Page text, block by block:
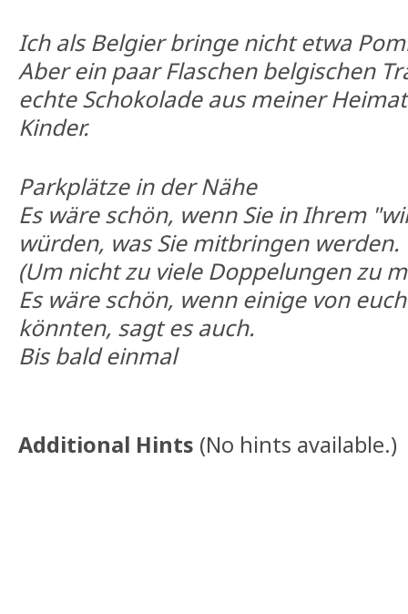
Ich als Belgier bringe nicht etwa
Aber ein paar Flaschen belgischen
echte Schokolade aus meiner
Kinder.
Parkplätze in der Nähe
Es wäre schön, wenn Sie in Ihrem
würden, was Sie mitbringen werden.
(Um nicht zu viele Doppelungen zu
Es wäre schön, wenn einige von
könnten, sagt es auch.
Bis bald einmal
Additional Hints (No hints available.)